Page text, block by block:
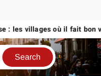
villages où il fait bon vivre